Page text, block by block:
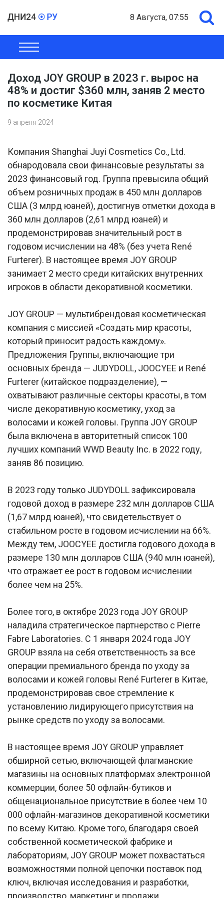
8 Августа, 07:55
ОБЩЕСТВО
Доход JOY GROUP в 2023 г. вырос на
48% и достиг $360 млн, заняв 2 место
по косметике Китая
9 апреля 2024
Компания Shanghai Juyi Cosmetics Co., Ltd.
обнародовала свои финансовые результаты за
2023 финансовый год. Группа превысила общий
объем розничных продаж в 450 млн долларов
США (3 млрд юаней), достигнув отметки дохода в
360 млн долларов (2,61 млрд юаней) и
продемонстрировав значительный рост в
годовом исчислении на 48% (без учета René
Furterer). В настоящее время JOY GROUP
занимает 2 место среди китайских внутренних
игроков в области декоративной косметики.
JOY GROUP — мультибрендовая косметическая
компания с миссией «Создать мир красоты,
который приносит радость каждому».
Предложения Группы, включающие три
основных бренда — JUDYDOLL, JOOCYEE и René
Furterer (китайское подразделение), —
охватывают различные секторы красоты, в том
числе декоративную косметику, уход за
волосами и кожей головы. Группа JOY GROUP
была включена в авторитетный список 100
лучших компаний WWD Beauty Inc. в 2022 году,
заняв 86 позицию.
В 2023 году только JUDYDOLL зафиксировала
годовой доход в размере 232 млн долларов США
(1,67 млрд юаней), что свидетельствует о
стабильном росте в годовом исчислении на 66%.
Между тем, JOOCYEE достигла годового дохода в
размере 130 млн долларов США (940 млн юаней),
что отражает ее рост в годовом исчислении
более чем на 25%.
Более того, в октябре 2023 года JOY GROUP
наладила стратегическое партнерство с Pierre
Fabre Laboratories. С 1 января 2024 года JOY
GROUP взяла на себя ответственность за все
операции премиального бренда по уходу за
волосами и кожей головы René Furterer в Китае,
продемонстрировав свое стремление к
установлению лидирующего присутствия на
рынке средств по уходу за волосами.
В настоящее время JOY GROUP управляет
обширной сетью, включающей флагманские
магазины на основных платформах электронной
коммерции, более 50 офлайн-бутиков и
общенациональное присутствие в более чем 10
000 офлайн-магазинов декоративной косметики
по всему Китаю. Кроме того, благодаря своей
собственной косметической фабрике и
лабораториям, JOY GROUP может похвастаться
возможностями полной цепочки поставок под
ключ, включая исследования и разработки,
производство, маркетинг и продажи.